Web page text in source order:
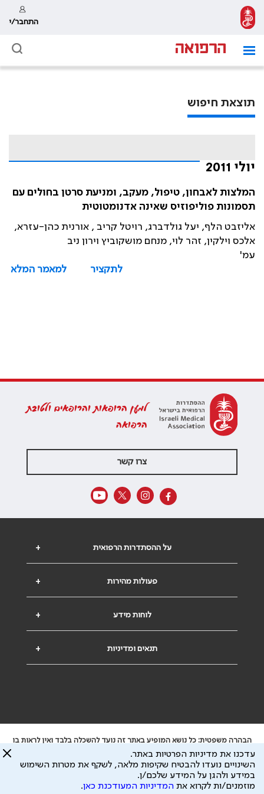
התחבר/י
תוצאת חיפוש
יולי 2011
המלצות לאבחון, טיפול, מעקב, ומניעת סרטן בחולים עם
תסמונות פוליפוזיס שאינה אדנומטוטית
אליזבט הלף, יעל גולדברג, רויטל קריב , אורנית כהן-עזרא,
אלכס וילקין, זהר לוי, מנחם מושקוביץ וירון ניב
עמ'
לתקציר
למאמר המלא
למען הרופאות והרופאים ולטובת
הרפואה
צרו קשר
+ על ההסתדרות הרפואית
+ פעולות מהירות
+ לוחות מידע
+ תנאים ומדיניות
הבהרה משפטית: כל נושא המופיע באתר זה נועד להשכלה בלבד ואין לראות בו
ייעוץ רפואי או משפטי. אין הר"י אחראית לתוכן המתפרסם באתר זה ולכל נזק
שעלול להיגרם.
ידוע לי שהר"י אוספת ושומרת מידע אישי לצורך מתן השרות וכי חלק ממנו עשוי
להיות מועבר לצדדים שלישיים, הכל בכפוף למדיניות הפרטיות
עדכנו את מדיניות הפרטיות באתר.
השינויים נועדו להבטיח שקיפות מלאה, לשקף את מטרות השימוש
במידע ולהגן על המידע שלכם/ן.
מוזמנים/ות לקרוא את המדיניות המעודכנת כאן.